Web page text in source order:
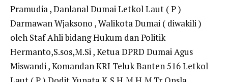
Pramudia , Danlanal Dumai Letkol Laut ( P )
Darmawan Wjaksono , Walikota Dumai ( diwakili )
oleh Staf Ahli bidang Hukum dan Politik
Hermanto,S.sos,M.Si , Ketua DPRD Dumai Agus
Miswandi , Komandan KRI Teluk Banten 516 Letkol